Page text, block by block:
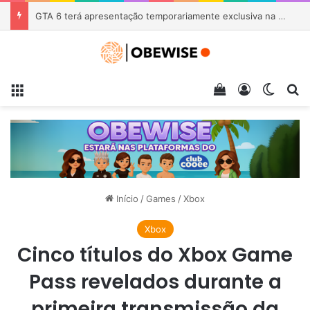
GTA 6 terá apresentação temporariamente exclusiva na Netflix ainda neste mês
Entrar
Veja seu
Início /Games /Xbox
Xbox
Cinco títulos do Xbox Game
Pass revelados durante a